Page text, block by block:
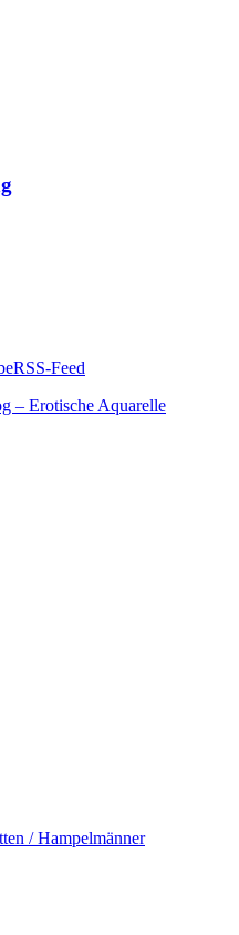
RSS-Feed
– Erotische Aquarelle
/ Hampelmänner